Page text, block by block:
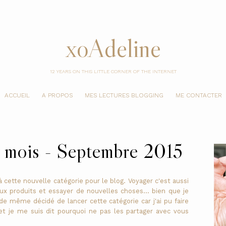
xoAdeline
12 YEARS ON THIS LITTLE CORNER OF THE INTERNET
ACCUEIL A PROPOS MES LECTURES BLOGGING ME CONTACTER
- Septembre 2015
nouvelle catégorie pour le blog. Voyager c'est aussi
produits et essayer de nouvelles choses... bien que je
même décidé de lancer cette catégorie car j'ai pu faire
je me suis dit pourquoi ne pas les partager avec vous